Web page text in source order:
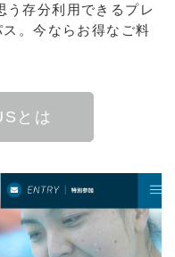
う存分利用できるプレ
。今ならお得なご料
とは